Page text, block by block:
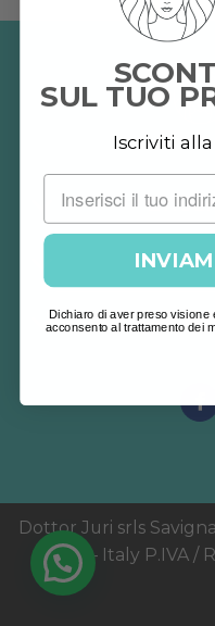
Dr.
Dottor Juri srls
– Italy P.IVA /
SUL TUO
Iscriviti
Dichiaro di aver preso visione
acconsento al trattamento dei